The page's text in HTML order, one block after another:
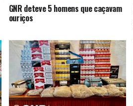
GNR deteve 5 homens que caçavam
ouriços